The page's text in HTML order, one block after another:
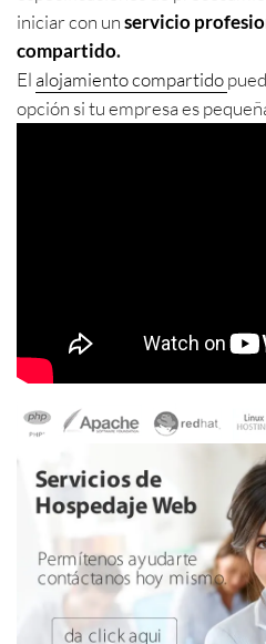
iniciar con unservicio
compartido.
El alojamiento compartido
opción si tu empresa es